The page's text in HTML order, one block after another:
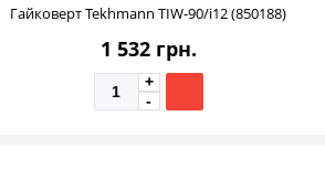
Гайковерт Tekhmann TIW-90/i12 (850188)
1 532 грн.